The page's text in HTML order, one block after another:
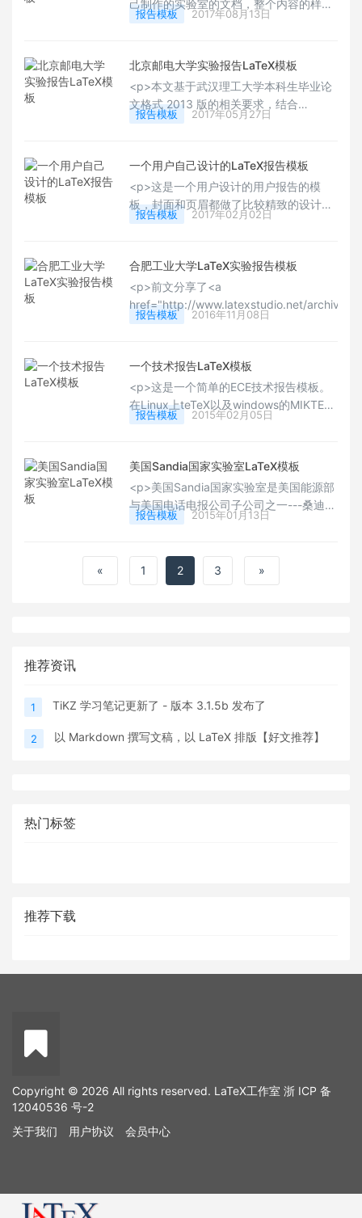
己制作的实验室的文档，整个内容的样式
是采自各个文档样式里的，比如封面来自
包内容，整个文档符合我们的中文文档管
理习惯，有喜欢的用户可以下载试用下，
也可以自己定制作为自己的实验室的模板
文档。Happy LaTeXing！</p>
报告模板 2017年08月13日
北京邮电大学实验报告LaTeX模板
<p>本文基于武汉理工大学本科生毕业论
文格式 2013 版的相关要求，结合
LaTeX&nbsp;在实际运用中的基本技巧和
的介绍。通过参照本科生毕业论文的相关
要求，实现了符合国际科技论文排版规则
的具有一定美感的毕业论文模板设计。
</p>
报告模板 2017年05月27日
一个用户自己设计的LaTeX报告模板
<p>这是一个用户设计的用户报告的模
板，封面和页眉都做了比较精致的设计，
有喜欢这类设计风格的用户可以下载观瞻
合报告模板的使用场景，有需要的用户可
以自己下载试用下，Happy
&nbsp;TeXing!</p>
报告模板 2017年02月02日
合肥工业大学LaTeX实验报告模板
<p>前文分享了<a
href="http://www.latexstudio.net/archives/
target="_blank" style="white-space:
校的学生也逐步用起来LaTeX了，今天又看到
用户制作的合肥工业大学LaTeX模板，整个制
常简洁，也非常干净清爽，有该校的用户可以
用起来，还是蛮不错的。Happy TeXing!</p>
报告模板 2016年11月08日
一个技术报告LaTeX模板
<p>这是一个简单的ECE技术报告模板。
在Linux上teTeX以及windows的MIKTEX
上测试通过了，在Mac上没有进行测试。
需要的可以试用试用。</p>
报告模板 2015年02月05日
美国Sandia国家实验室LaTeX模板
<p>美国Sandia国家实验室是美国能源部
与美国电话电报公司子公司之一---桑迪亚
公司联合管理的多计划实验室。主要从事
计电 气系统保险、解除保险、引爆、发射
系统、中子发生器和指挥控制设备等；从
矿物能源、太阳能、地热能、磁聚变、聚
报告模板 2015年01月13日
« 1 2 3 »
推荐资讯
1 TiKZ 学习笔记更新了 - 版本 3.1.5b 发布了
2 以 Markdown 撰写文稿，以 LaTeX 排版【好文推荐】
热门标签
推荐下载
Copyright © 2026 All rights reserved. LaTeX工作室 浙 ICP 备
12040536 号-2
关于我们
用户协议 会员中心